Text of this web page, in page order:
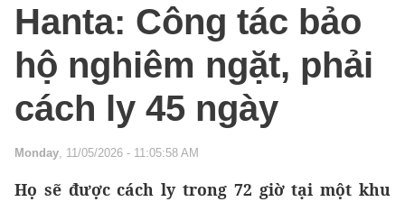
Hanta: Công tác bảo
hộ nghiêm ngặt, phải
cách ly 45 ngày
Monday, 11/05/2026 - 11:05:58 AM
Họ sẽ được cách ly trong 72 giờ tại một khu